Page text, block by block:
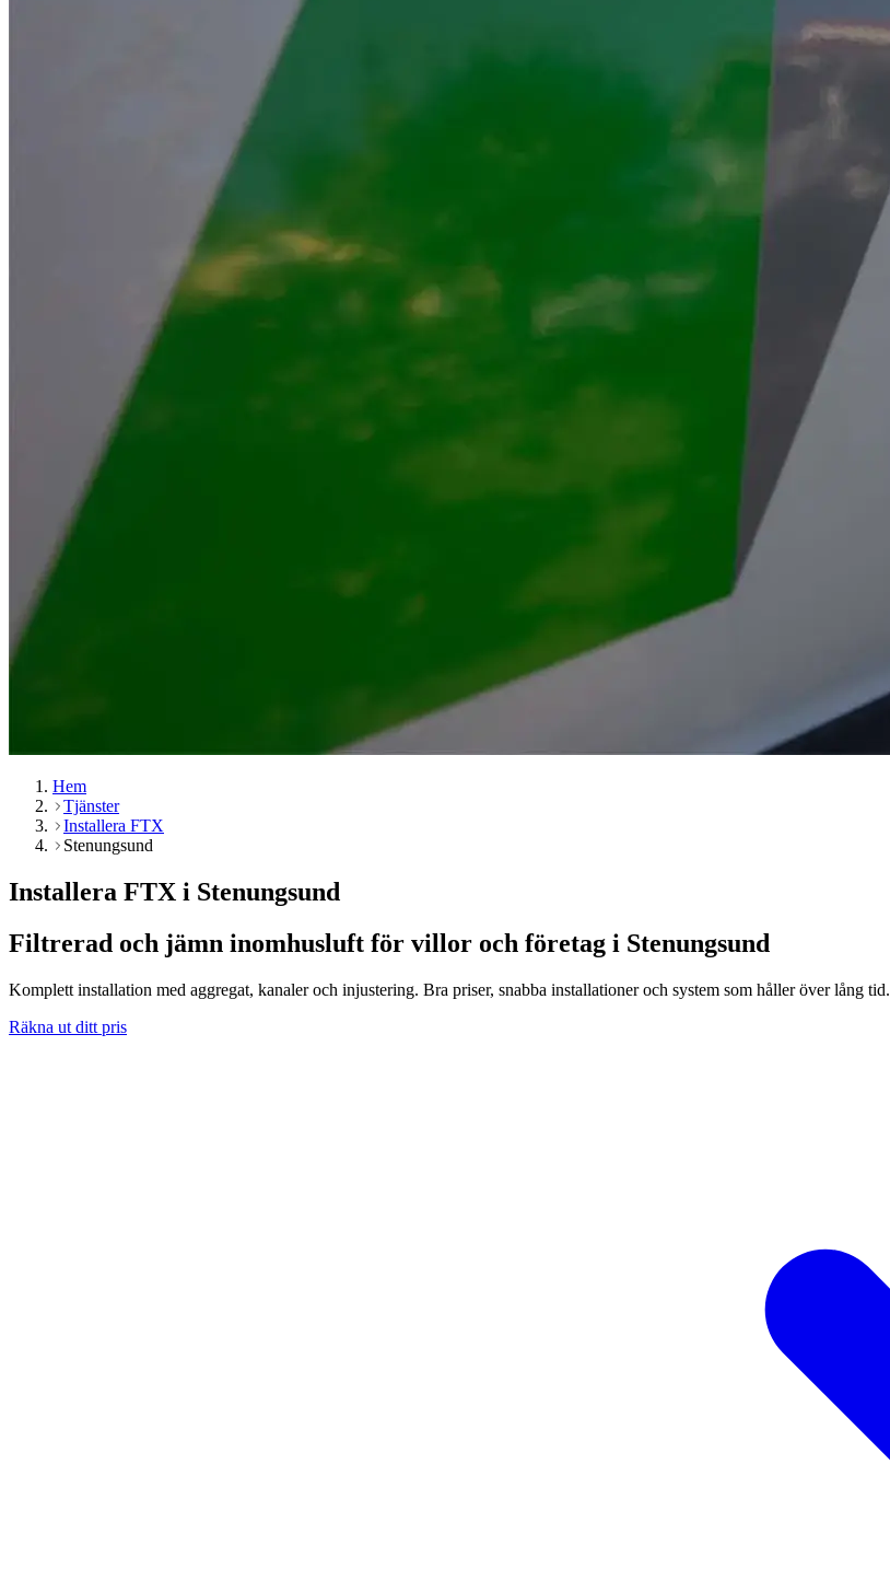
Hem
Tjänster
Installera FTX
Stenungsund
Installera FTX i Stenungsund
Filtrerad och jämn inomhusluft för villor och företag i Stenungsund
Komplett installation med aggregat, kanaler och injustering. Bra priser, snabba installationer och system som håller över lång tid.
Räkna ut ditt pris